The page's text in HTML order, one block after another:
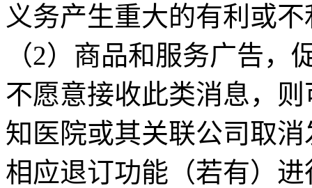
义务产生重大的有利或
（2）商品和服务广告
不愿意接收此类消息，
知医院或其关联公司取
相应退订功能（若有）